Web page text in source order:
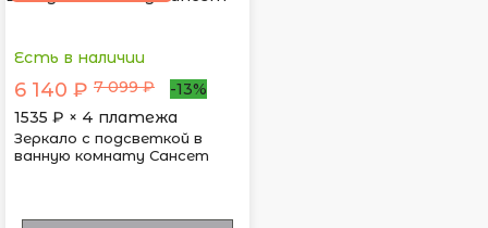
Есть в наличии
6 140 ₽ 7 099 ₽
-13%
1535 ₽ × 4 платежа
Зеркало с подсветкой в
ванную комнату Сансет